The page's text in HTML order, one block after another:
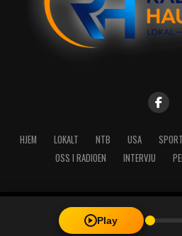
HJEM LOKALT NTB USA SPORT
OSS I RADIOEN
INTERVJU
Copyright © 2026 A-Media AS | Radio
5527 Haugesund - Mail:
Play